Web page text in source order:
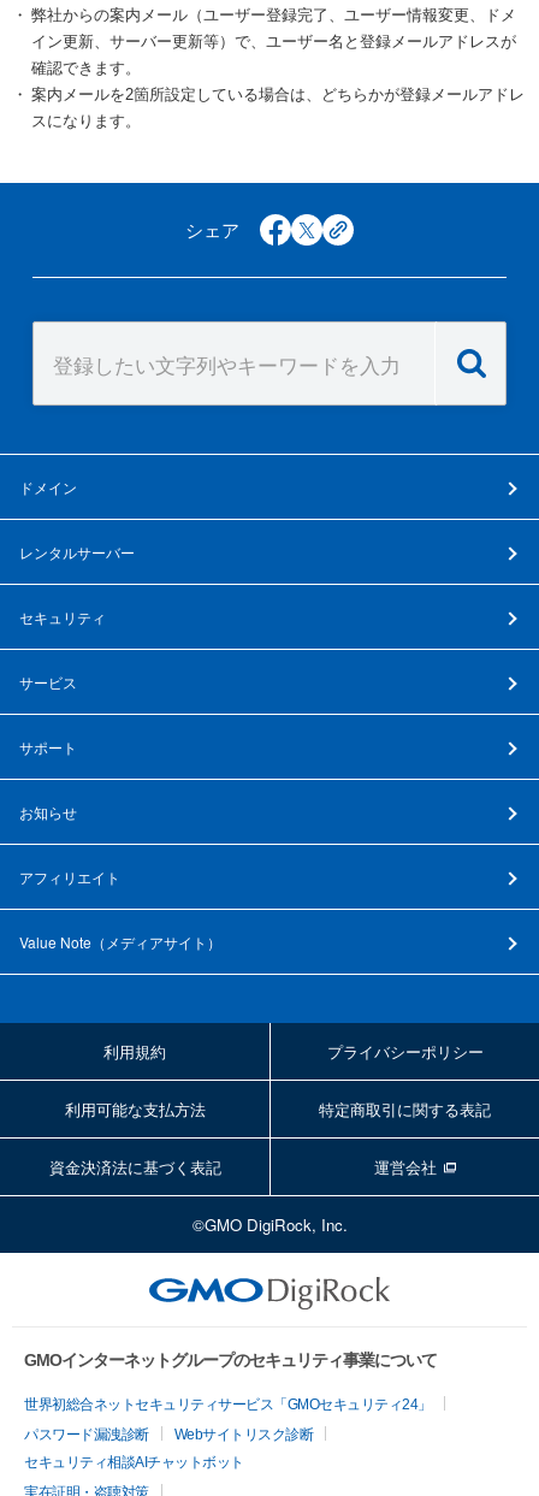
弊社からの案内メール（ユーザー登録完了、ユーザー情報変更、ドメ
イン更新、サーバー更新等）で、ユーザー名と登録メールアドレスが
確認できます。
案内メールを2箇所設定している場合は、どちらかが登録メールアドレ
スになります。
シェア facebook
x copy
ドメイン
レンタルサーバー
セキュリティ
サービス
サポート
お知らせ
アフィリエイト
Value Note（ メディアサイト ）
利用規約 プライバシーポリシー
利用可能な支払方法 特定商取引に関する表記
資金決済法に基づく表記 運営会社
©GMO DigiRock, Inc.
GMOインターネットグループのセキュリティ事業について
世界初総合ネットセキュリティサービス「GMOセキュリティ24」
パスワード漏洩診断
Webサイトリスク診断
セキュリティ相談AIチャットボット
実在証明・盗聴対策